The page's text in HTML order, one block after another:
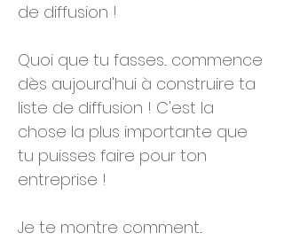
de diffusion !
Quoi que tu fasses... commence
dès aujourd'hui à construire ta
liste de diffusion ! C'est la
chose la plus importante que
tu puisses faire pour ton
entreprise !
Je te montre comment...